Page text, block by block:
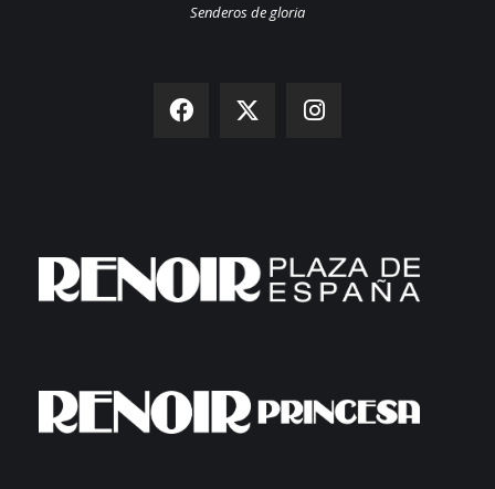
Senderos de gloria